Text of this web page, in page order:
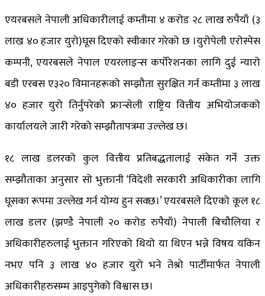
एयरबसले नेपाली अधिकारीलाई कम्तीमा ४ करोड २८ लाख रुपैयाँ (३
लाख ४० हजार युरो)घूस दिएको स्वीकार गरेको छ ।युरोपेली एरोस्पेस
कम्पनी, एयरबसले नेपाल एयरलाइन्स कर्पोरेशनका लागि दुई न्यारो
बडी एरबस ए३२० विमानहरूको सम्झौता सुरक्षित गर्न कम्तीमा ३ लाख
४० हजार युरो तिर्नुपरेको फ्रान्सेली राष्ट्रिय वित्तीय अभियोजकको
कार्यालयले जारी गरेको सम्झौतापत्रमा उल्लेख छ।
१८ लाख डलरको कुल वित्तीय प्रतिबद्धतालाई संकेत गर्ने उक्त
सम्झौताका अनुसार सो भुक्तानी ‘विदेशी सरकारी अधिकारीका लागि
घूसका रूपमा उल्लेख गर्न योग्य हुन सक्छ।’ एयरबसले दिएको कूल १८
लाख डलर (झण्डै नेपाली २० करोड रुपैयाँ) नेपाली बिचौलिया र
अधिकारीहरुलाई भुक्तान गरिएको थियो या थिएन भन्ने विषय यकिन
नभए पनि ३ लाख ४० हजार युरो भने तेश्रो पार्टीमार्फत नेपाली
अधिकारीहरुसम्म आइपुगेको विश्वास छ।